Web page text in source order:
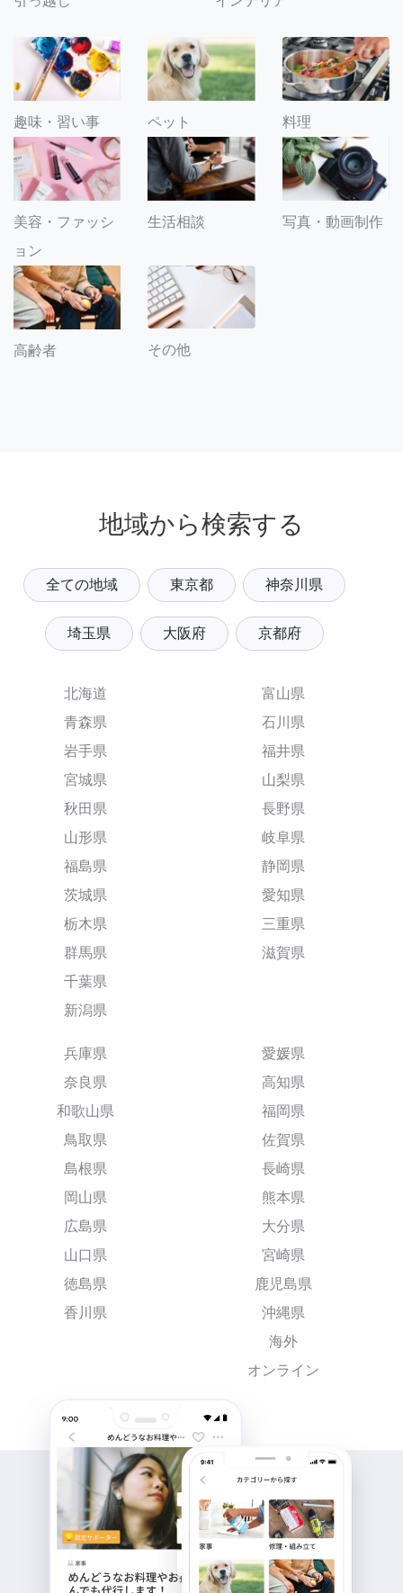
趣味・習い事 ペット 料理
美容・ファッシ
ョン
生活相談 写真・動画制作
高齢者 その他
地域から検索する
全ての地域 東京都 神奈川県
埼玉県 大阪府 京都府
北海道
青森県
岩手県
宮城県
秋田県
山形県
福島県
茨城県
栃木県
群馬県
千葉県
新潟県
富山県
石川県
福井県
山梨県
長野県
岐阜県
静岡県
愛知県
三重県
滋賀県
兵庫県
奈良県
和歌山県
鳥取県
島根県
岡山県
広島県
山口県
徳島県
香川県
愛媛県
高知県
福岡県
佐賀県
長崎県
熊本県
大分県
宮崎県
鹿児島県
沖縄県
海外
オンライン